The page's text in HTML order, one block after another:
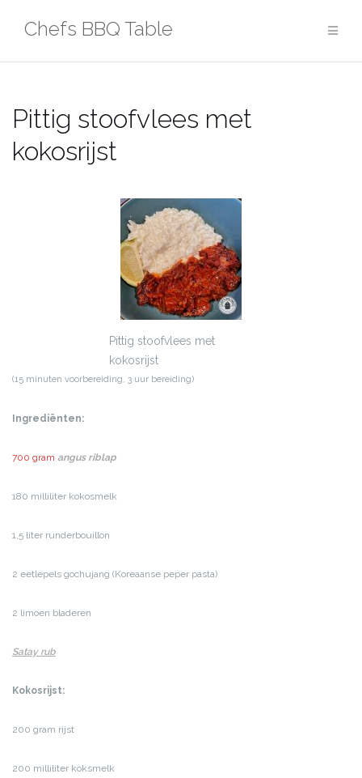
Chefs BBQ Table
Pittig stoofvlees met
kokosrijst
Pittig stoofvlees met
kokosrijst
(15 minuten voorbereiding, 3 uur bereiding)
Ingrediënten:
700 gram angus riblap
180 milliliter kokosmelk
1,5 liter runderbouillon
2 eetlepels gochujang (Koreaanse peper pasta)
2 limoen bladeren
Satay rub
Kokosrijst:
200 gram rijst
200 milliliter koksmelk